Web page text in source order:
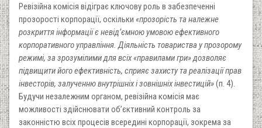
Ревізійна комісія відіграє ключову роль в забезпеченні
прозорості корпорації, оскільки «прозорість та належне
розкриття інформації є невід’ємною умовою ефективного
корпоративного управління. Діяльність товариства у прозорому
режимі, за зрозумілими для всіх «правилами гри» дозволяє
підвищити його ефективність, сприяє захисту та реалізації прав
інвесторів, залученню внутрішніх і зовнішніх інвестицій»(п. 4).
Будучи незалежним органом, ревізійна комісія має
можливості здійснювати об’єктивний контроль за
законністю всіх процесів всередині корпорації, зокрема за